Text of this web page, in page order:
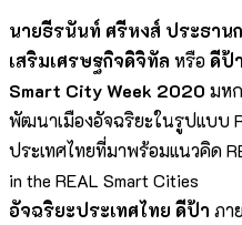
นายธีรนันท์ ศรีหงส์ ประธาน
เสริมเศรษฐกิจดิจิทัล หรือดีป้า
Smart City Week 2020 มห
พัฒนาเมืองอัจฉริยะในรูปแบบ
ประเทศไทยที่มาพร้อมแนวคิด
in the REAL Smart
อัจฉริยะประเทศไทย ดีป้า ภา